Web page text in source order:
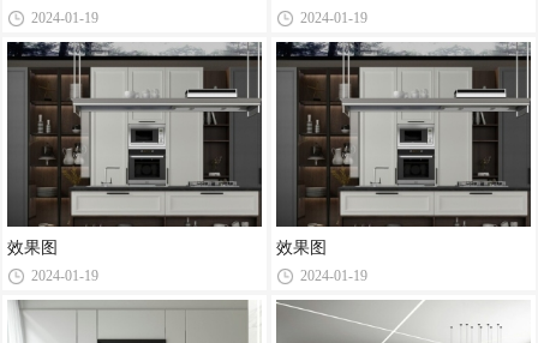
2024-01-19
效果图
2024-01-19
2024-01-19
效果图
2024-01-19